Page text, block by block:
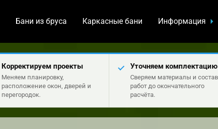
Бани из бруса Каркасные бани Информация
Корректируем проекты
Меняем планировку,
расположение окон, дверей и
перегородок.
Уточняем комплектацию
Сверяем материалы и состав
работ до окончательного
расчёта.